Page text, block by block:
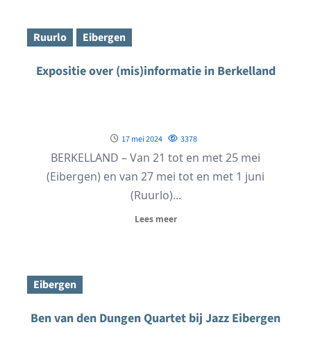
Ruurlo Eibergen
Expositie over (mis)informatie in Berkelland
17 mei 2024 3378
BERKELLAND – Van 21 tot en met 25 mei
(Eibergen) en van 27 mei tot en met 1 juni
(Ruurlo)...
Lees meer
Eibergen
Ben van den Dungen Quartet bij Jazz Eibergen